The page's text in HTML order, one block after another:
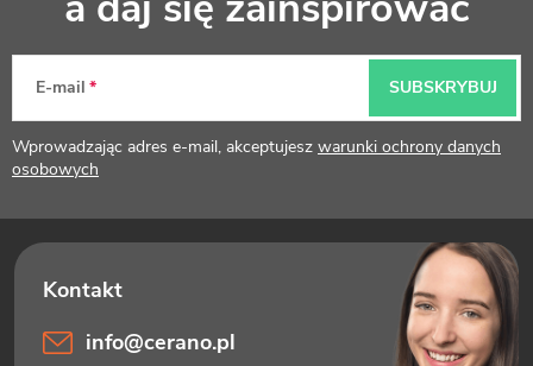
k
a
E-mail
Wprowadzając adres e-mail, akceptujesz warunki ochrony danych
osobowych
SUBSKRYBUJ
info@cerano.pl